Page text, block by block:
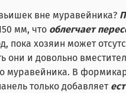
вне муравейника?
мм, что облегчает
пока хозяин может
и довольно
В
только добавляет